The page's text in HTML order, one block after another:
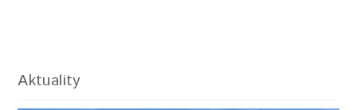
Aktuality